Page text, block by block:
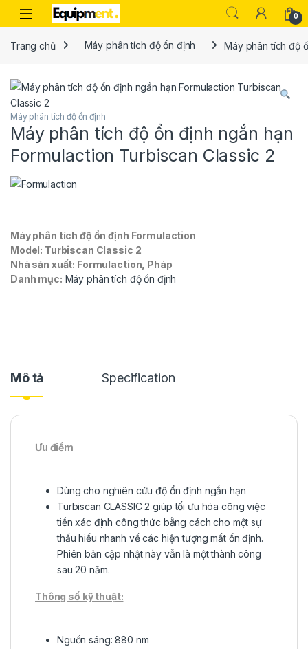
Skip to navigation
Skip to content
0
Trang chủ Máy phân tích độ ổn định Máy phân tích độ
Máy phân tích độ ổn định
Máy phân tích độ ổn định ngắn hạn
Formulaction Turbiscan Classic 2
Máy phân tích độ ổn định Formulaction
Model: Turbiscan Classic 2
Nhà sản xuất: Formulaction, Pháp
Danh mục: Máy phân tích độ ổn định
Mô tả Specification
Ưu điểm
Dùng cho nghiên cứu độ ổn định ngắn hạn
Turbiscan CLASSIC 2 giúp tối ưu hóa công việc
tiền xác định công thức bằng cách cho một sự
thấu hiểu nhanh về các hiện tượng mất ổn định.
Phiên bản cập nhật này vẫn là một thành công
sau 20 năm.
Thông số kỹ thuật:
Nguồn sáng: 880 nm